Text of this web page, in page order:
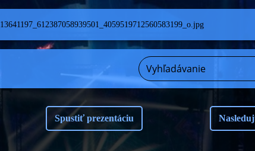
13641197_612387058939501_4059519712560583199_o.jpg
Spustiť prezentáciu